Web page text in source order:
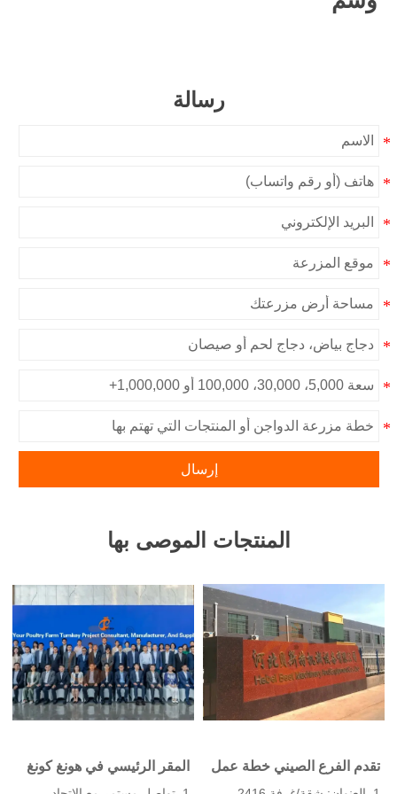
رسالة
إرسال
المنتجات الموصى بها
المقر الرئيسي في هونغ كونغ
يقدم حلول مزارع الدواجن
تقدم الفرع الصيني خطة عمل
لمزرعة الدواجن، وتصنيع